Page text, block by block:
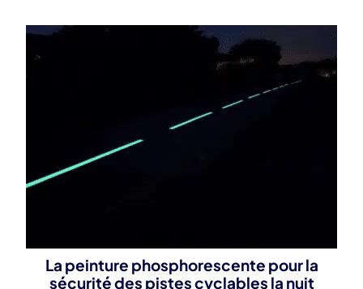
La peinture phosphorescente pour la
sécurité des pistes cyclables la nuit